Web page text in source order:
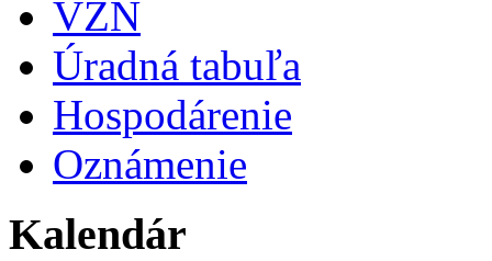
VZN
Úradná tabuľa
Hospodárenie
Oznámenie
Kalendár